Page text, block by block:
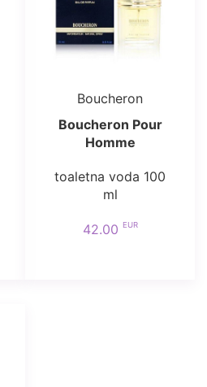
Boucheron
Boucheron Pour
Homme
toaletna voda 100
ml
42.00 EUR